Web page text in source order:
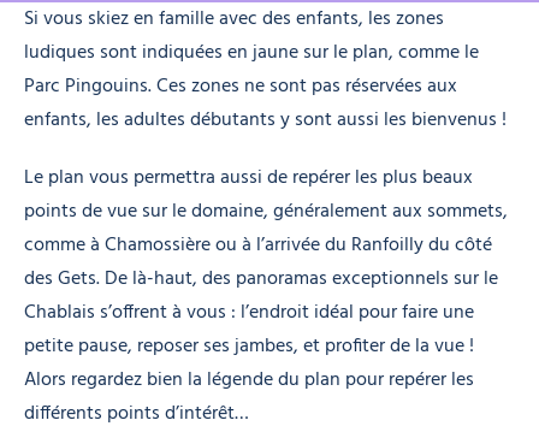
Si vous skiez en famille avec des enfants, les zones
ludiques sont indiquées en jaune sur le plan, comme le
Parc Pingouins. Ces zones ne sont pas réservées aux
enfants, les adultes débutants y sont aussi les bienvenus !
Le plan vous permettra aussi de repérer les plus beaux
points de vue sur le domaine, généralement aux sommets,
comme à Chamossière ou à l’arrivée du Ranfoilly du côté
des Gets. De là-haut, des panoramas exceptionnels sur le
Chablais s’offrent à vous : l’endroit idéal pour faire une
petite pause, reposer ses jambes, et profiter de la vue !
Alors regardez bien la légende du plan pour repérer les
différents points d’intérêt…